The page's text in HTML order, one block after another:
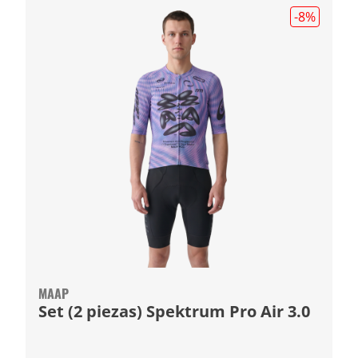
-8%
MAAP
Set (2 piezas) Spektrum Pro Air 3.0